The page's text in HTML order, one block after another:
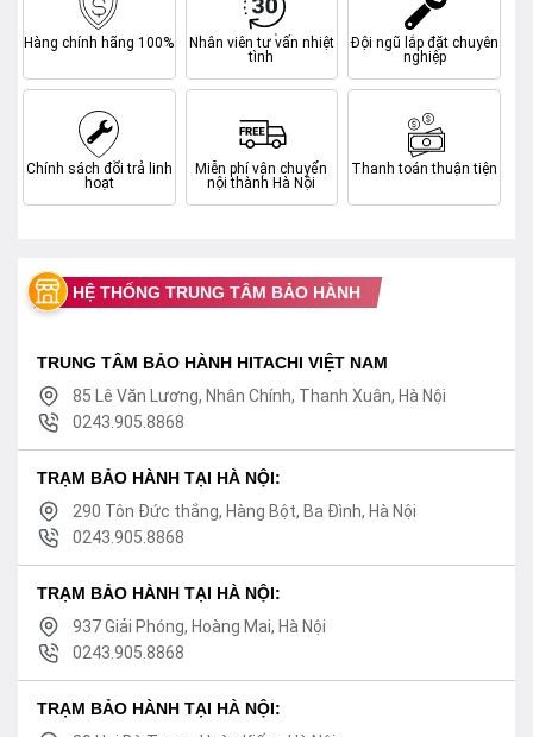
Hàng chính hãng 100%
Nhân viên tư vấn nhiệt
tình
Đội ngũ lắp đặt chuyên
nghiệp
Chính sách đổi trả linh
hoạt
Miễn phí vận chuyển
nội thành Hà Nội
Thanh toán thuận tiện
HỆ THỐNG TRUNG TÂM BẢO HÀNH
TRUNG TÂM BẢO HÀNH HITACHI VIỆT NAM
85 Lê Văn Lương, Nhân Chính, Thanh Xuân, Hà Nội
0243.905.8868
TRẠM BẢO HÀNH TẠI HÀ NỘI:
290 Tôn Đức thắng, Hàng Bột, Ba Đình, Hà Nội
0243.905.8868
TRẠM BẢO HÀNH TẠI HÀ NỘI:
937 Giải Phóng, Hoàng Mai, Hà Nội
0243.905.8868
TRẠM BẢO HÀNH TẠI HÀ NỘI: